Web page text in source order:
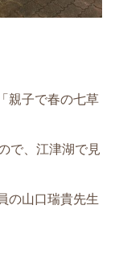
親子で春の七草
で、江津湖で見
の山口瑞貴先生